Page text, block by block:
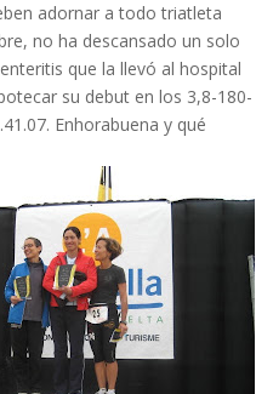
adornar a todo triatleta
no ha descansado un solo
que la llevó al hospital
su debut en los 3,8-180-
Enhorabuena y qué